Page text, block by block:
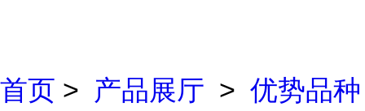
首页 > 产品展厅 > 优势品种